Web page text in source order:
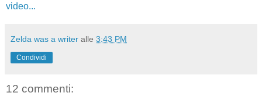
video...
Zelda was a writer alle 3:43 PM
Condividi
12 commenti: